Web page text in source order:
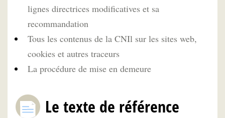
lignes directrices modificatives et sa
recommandation
Tous les contenus de la CNIl sur les sites web,
cookies et autres traceurs
La procédure de mise en demeure
Le texte de référence